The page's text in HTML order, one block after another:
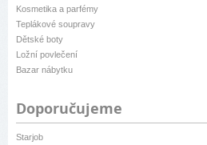
Kosmetika a parfémy
Teplákové soupravy
Dětské boty
Ložní povlečení
Bazar nábytku
Doporučujeme
Starjob